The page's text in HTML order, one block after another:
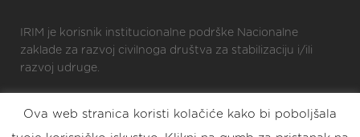
IRIM je korisnik institucionalne podrške Nacionalne
zaklade za razvoj civilnoga društva za stabilizaciju i/ili
razvoj udruge.
Ova web stranica koristi kolačiće kako bi poboljšala